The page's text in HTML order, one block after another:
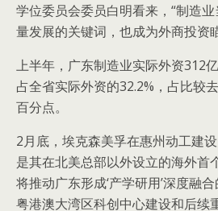
学位委员会委员白明看来，“制造
量发展的关键词，也成为外商投资
上半年，广东制造业实际外资312
占全省实际外资的32.2%，占比较
百分点。
2月底，埃克森美孚在惠州动工建
是其在北美总部以外设立的海外首
将推动广东形成‘产学研用’深度融
粤港澳大湾区科创中心建设和后续